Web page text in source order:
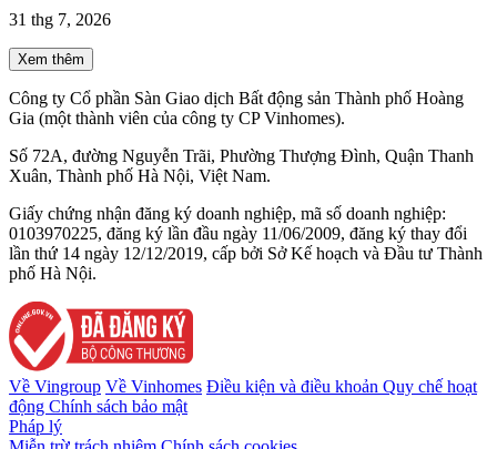
31 thg 7, 2026
Xem thêm
Công ty Cổ phần Sàn Giao dịch Bất động sản Thành phố Hoàng
Gia (một thành viên của công ty CP Vinhomes).
Số 72A, đường Nguyễn Trãi, Phường Thượng Đình, Quận Thanh
Xuân, Thành phố Hà Nội, Việt Nam.
Giấy chứng nhận đăng ký doanh nghiệp, mã số doanh nghiệp:
0103970225, đăng ký lần đầu ngày 11/06/2009, đăng ký thay đổi
lần thứ 14 ngày 12/12/2019, cấp bởi Sở Kế hoạch và Đầu tư Thành
phố Hà Nội.
Về Vingroup Về Vinhomes Điều kiện và điều khoản Quy chế hoạt
động Chính sách bảo mật
Pháp lý